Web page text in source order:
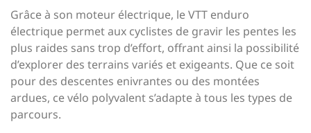
Grâce à son moteur électrique, le VTT enduro
électrique permet aux cyclistes de gravir les pentes les
plus raides sans trop d’effort, offrant ainsi la possibilité
d’explorer des terrains variés et exigeants. Que ce soit
pour des descentes enivrantes ou des montées
ardues, ce vélo polyvalent s’adapte à tous les types de
parcours.